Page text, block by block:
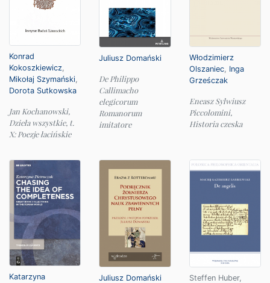
Konrad
Kokoszkiewicz,
Mikołaj Szymański,
Dorota Sutkowska
Jan Kochanowski,
Dzieła wszystkie, t.
X: Poezje łacińskie
Juliusz Domański
De Philippo
Callimacho
elegicorum
Romanorum
imitatore
Włodzimierz
Olszaniec, Inga
Grześczak
Eneasz Sylwiusz
Piccolomini,
Historia czeska
Katarzyna
Juliusz Domański Steffen Huber,